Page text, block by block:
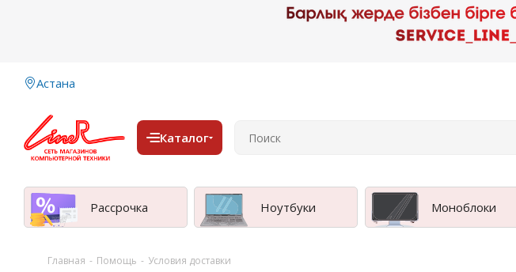
Астана
Каталог
Рассрочка Ноутбуки Моноблоки
Главная - Помощь - Условия доставки